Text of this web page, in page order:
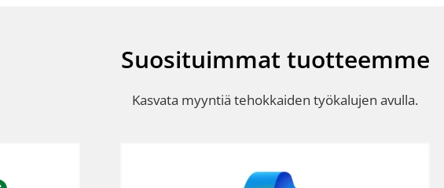
Suosituimmat tuotteemme
Kasvata myyntiä tehokkaiden työkalujen avulla.